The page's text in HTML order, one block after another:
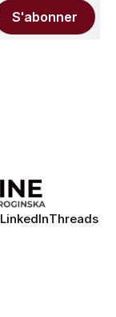
S'abonner
LinkedInThreads